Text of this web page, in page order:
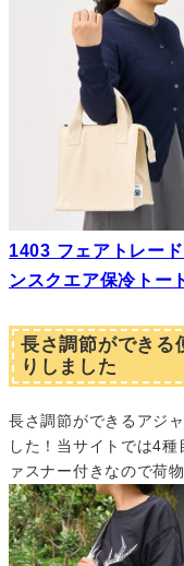
1403 フェアトレー
ンスクエア保冷トー
長さ調節ができる
りしました
長さ調節ができるアジ
した！当サイトでは4
ァスナー付きなので荷